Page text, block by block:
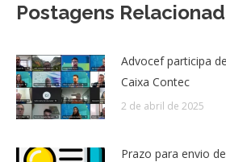
Postagens
Advocef participa
Caixa Contec
2 de abril de 2025
Prazo para envio